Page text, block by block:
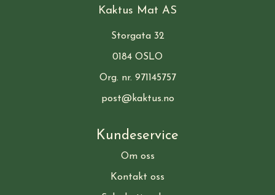
Kaktus Mat AS
Storgata 32
0184 OSLO
Org. nr. 971145757
post@kaktus.no
Kundeservice
Om oss
Kontakt oss